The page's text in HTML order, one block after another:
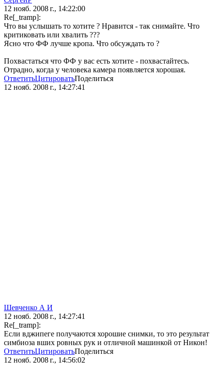
12 нояб. 2008 г., 14:22:00
Re[_tramp]:
Что вы услышать то хотите ? Нравится - так снимайте. Что
критиковать или хвалить ???
Ясно что ФФ лучше кропа. Что обсуждать то ?
Похвастаться что ФФ у вас есть хотите - похвастайтесь.
Отрадно, когда у человека камера появляется хорошая.
ОтветитьЦитироватьПоделиться
12 нояб. 2008 г., 14:27:41
Шевченко А И
12 нояб. 2008 г., 14:27:41
Re[_tramp]:
Если вджипеге получаются хорошие снимки, то это результат
симбиоза вших ровных рук и отличной машинкой от Никон!
ОтветитьЦитироватьПоделиться
12 нояб. 2008 г., 14:56:02